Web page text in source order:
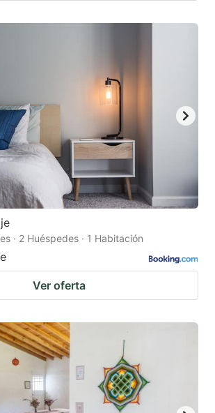
· 2 Huéspedes · 1 Habitación
Ver oferta